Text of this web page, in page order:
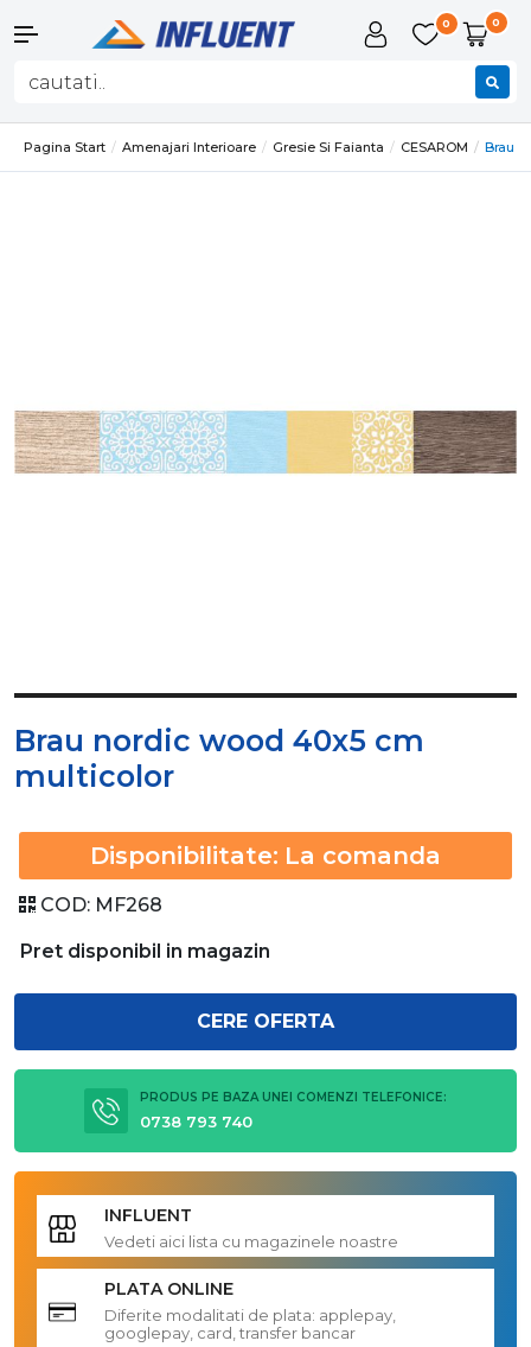
0 0
Pagina Start Amenajari Interioare Gresie Si Faianta CESAROM Brau
Brau nordic wood 40x5 cm
multicolor
Disponibilitate: La comanda
COD: MF268
Pret disponibil in magazin
CERE OFERTA
PRODUS PE BAZA UNEI COMENZI TELEFONICE:
0738 793 740
INFLUENT
Vedeti aici lista cu magazinele noastre
PLATA ONLINE
Diferite modalitati de plata: applepay,
googlepay, card, transfer bancar